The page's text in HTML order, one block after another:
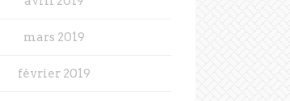
mars 2019
février 2019